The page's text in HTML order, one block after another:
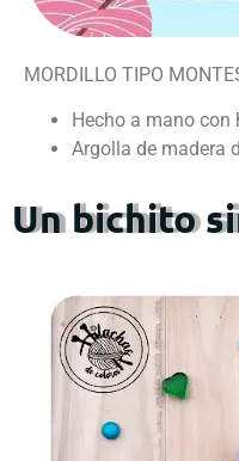
MORDILLO TIPO
Hecho a mano con
Argolla de madera
Un bichito